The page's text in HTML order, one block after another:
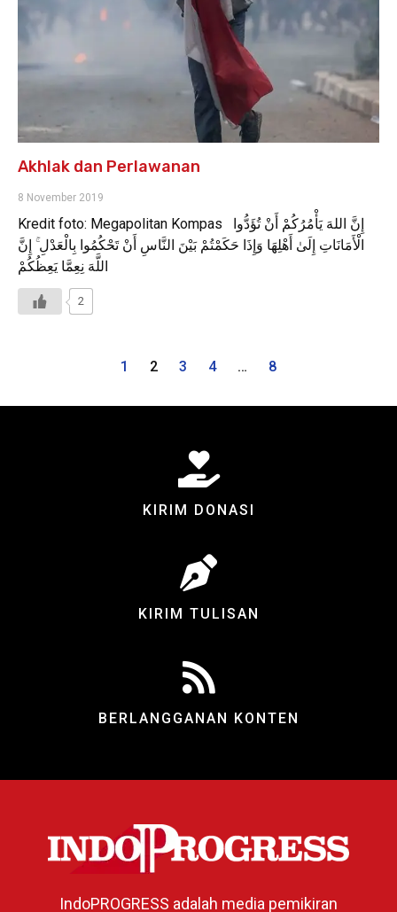
Akhlak dan Perlawanan
8 November 2019
Kredit foto: Megapolitan Kompas إِنَّ اللهَ يَأْمُرُكُمْ أَنْ تُؤَدُّوا
الْأَمَانَاتِ إِلَىٰ أَهْلِهَا وَإِذَا حَكَمْتُمْ بَيْنَ النَّاسِ أَنْ تَحْكُمُوا بِالْعَدْلِ ۚ إِنَّ
اللَّهَ نِعِمَّا يَعِظُكُمْ
2
1 2 3 4 … 8
KIRIM DONASI
KIRIM TULISAN
BERLANGGANAN KONTEN
IndoPROGRESS adalah media pemikiran